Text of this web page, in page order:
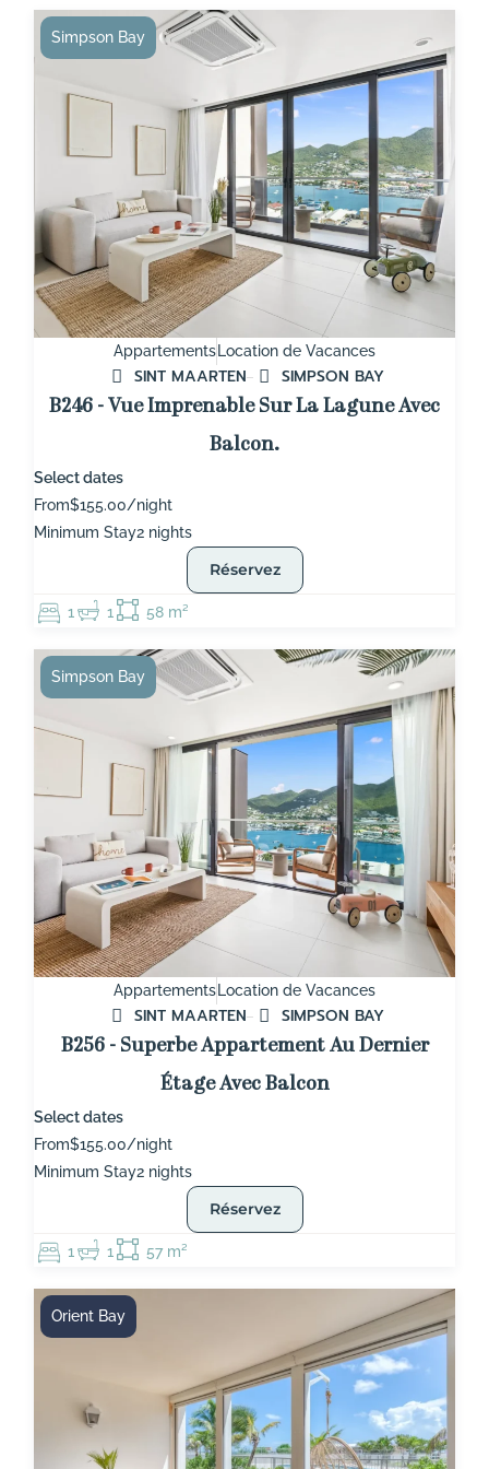
Appartements Location de Vacances
SINT MAARTEN
SIMPSON BAY
B246 - Vue Imprenable Sur La Lagune Avec
Balcon.
Select dates
From$155.00/night
Minimum Stay2 nights
Réservez
1 1 58 m²
Simpson Bay
Appartements Location de Vacances
SINT MAARTEN
SIMPSON BAY
B256 - Superbe Appartement Au Dernier
Étage Avec Balcon
Select dates
From$155.00/night
Minimum Stay2 nights
Réservez
1 1 57 m²
Simpson Bay
Orient Bay